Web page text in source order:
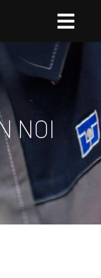
NOI